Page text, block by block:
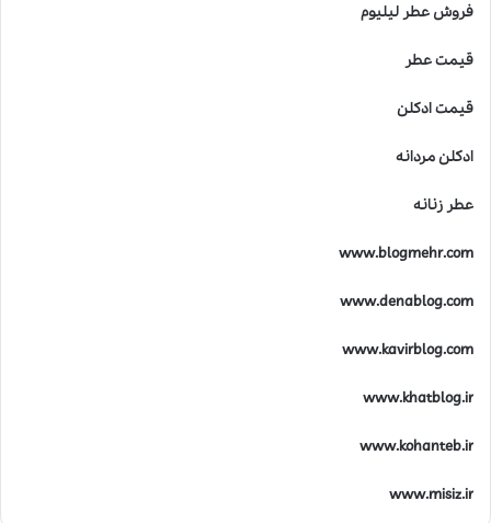
فروش عطر لیلیوم
قیمت عطر
قیمت ادکلن
ادکلن مردانه
عطر زنانه
www.blogmehr.com
www.denablog.com
www.kavirblog.com
www.khatblog.ir
www.kohanteb.ir
www.misiz.ir